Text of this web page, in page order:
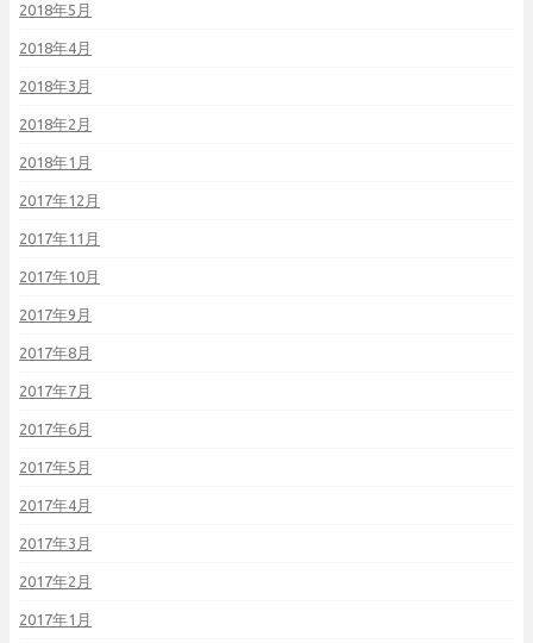
2018年5月
2018年4月
2018年3月
2018年2月
2018年1月
2017年12月
2017年11月
2017年10月
2017年9月
2017年8月
2017年7月
2017年6月
2017年5月
2017年4月
2017年3月
2017年2月
2017年1月